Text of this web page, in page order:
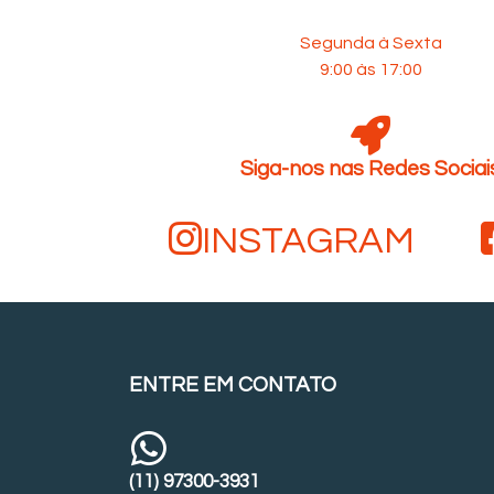
Segunda à Sexta
9:00 às 17:00
Siga-nos nas Redes
INSTAGRAM
ENTRE EM CONTATO
(11) 97300-3931